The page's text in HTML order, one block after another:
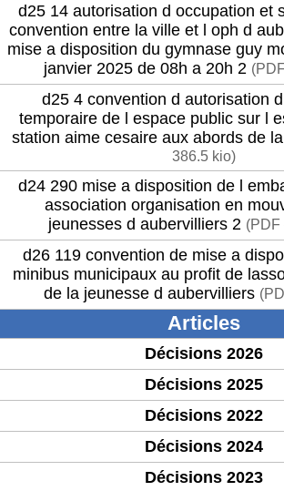
d25 14 autorisation d occupation et
convention entre la ville et l oph d
mise a disposition du gymnase guy
janvier 2025 de 08h a 20h 2 (
d25 4 convention d autorisation
temporaire de l espace public sur l
station aime cesaire aux abords de
386.5 kio)
d24 290 mise a disposition de l
association organisation en
jeunesses d aubervilliers 2 (PDF
d26 119 convention de mise a
minibus municipaux au profit de
de la jeunesse d aubervilliers (
Articles
Décisions 2026
Décisions 2025
Décisions 2022
Décisions 2024
Décisions 2023